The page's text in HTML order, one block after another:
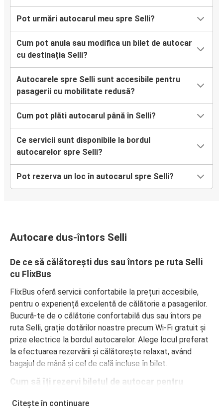
Pot urmări autocarul meu spre Selli?
Cum pot anula sau modifica un bilet de autocar
cu destinația Selli?
Autocarele spre Selli sunt accesibile pentru
pasagerii cu mobilitate redusă?
Cum pot plăti autocarul până în Selli?
Ce servicii sunt disponibile la bordul
autocarelor spre Selli?
Pot rezerva un loc în autocarul spre Selli?
Autocare dus-întors Selli
De ce să călătorești dus sau întors pe ruta Selli
cu FlixBus
FlixBus oferă servicii confortabile la prețuri accesibile,
pentru o experiență excelentă de călătorie a pasagerilor.
Bucură-te de o călătorie confortabilă dus sau întors pe
ruta Selli, grație dotărilor noastre precum Wi-Fi gratuit și
prize electrice la bordul autocarelor. Alege locul preferat
la efectuarea rezervării și călătorește relaxat, având
bagajul de mână și cel de cală incluse în bilet.
Cum să îți rezervi biletul de autocar pentru
Rezervarea unui bilet pentru autocarele FlixBus este
Citește în continuare